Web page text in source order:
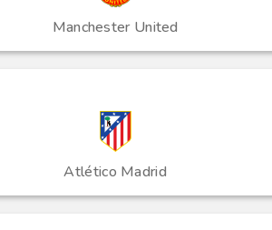
Manchester United
Atlético Madrid